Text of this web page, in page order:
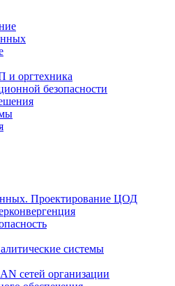
и оргтехника
безопасности
Проектирование ЦОД
системы
сетей организации